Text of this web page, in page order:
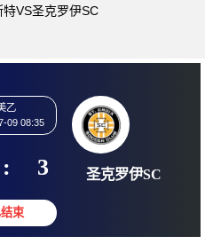
特VS圣克罗伊SC
美乙
2026-07-09 08:35
: 3 圣克罗